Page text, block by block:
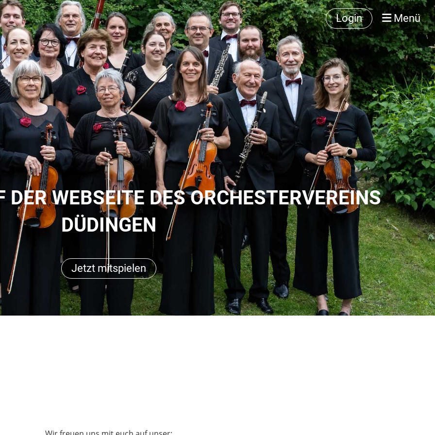
Login Menü
WEBSEITE DES ORCHESTERVEREINS
DÜDINGEN
Jetzt mitspielen